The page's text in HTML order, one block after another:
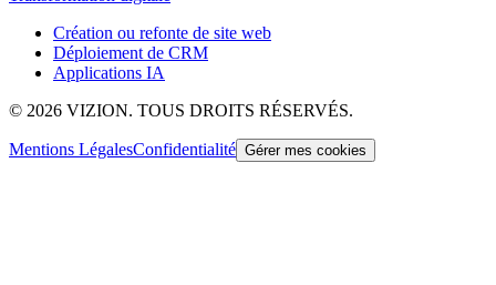
Création ou refonte de site web
Déploiement de CRM
Applications IA
© 2026 VIZION. TOUS DROITS RÉSERVÉS.
Mentions LégalesConfidentialité Gérer mes cookies